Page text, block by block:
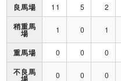
良馬場
11 5 2
稍重馬
場 1 0 1
重馬場 0 0 0
不良馬 0 0 0